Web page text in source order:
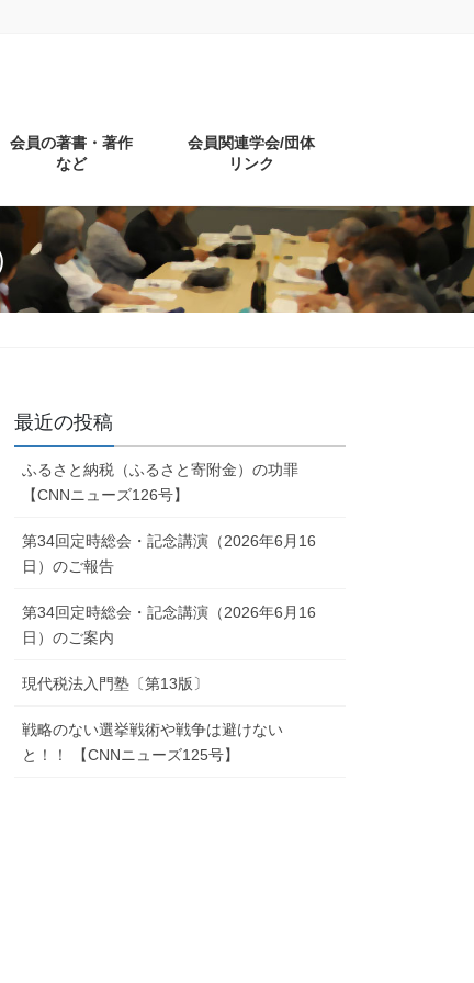
会員の著書・著作
など
会員関連学会/団体
リンク
最近の投稿
ふるさと納税（ふるさと寄附金）の功罪
【CNNニューズ126号】
第34回定時総会・記念講演（2026年6月16
日）のご報告
第34回定時総会・記念講演（2026年6月16
日）のご案内
現代税法入門塾〔第13版〕
戦略のない選挙戦術や戦争は避けない
と！！ 【CNNニューズ125号】